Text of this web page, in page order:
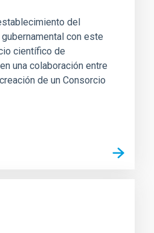
del
con este
científico de
una colaboración entre
de un Consorcio